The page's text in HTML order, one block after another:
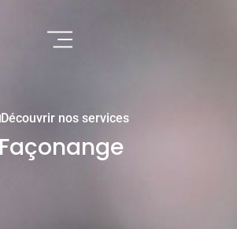
Découvrir nos services
Façonange